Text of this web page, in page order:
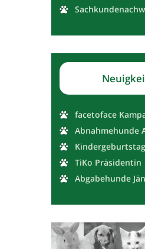
facetoface
Abnahmehunde
Kindergeburtstag
TiKo Präsidentin
Abgabehunde